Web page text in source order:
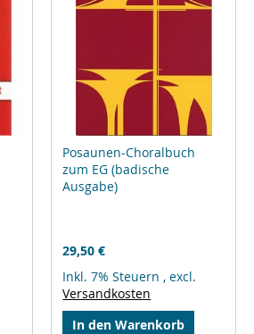
Posaunen-Choralbuch
zum EG (badische
Ausgabe)
29,50 €
Inkl. 7% Steuern ,excl.
Versandkosten
In den Warenkorb